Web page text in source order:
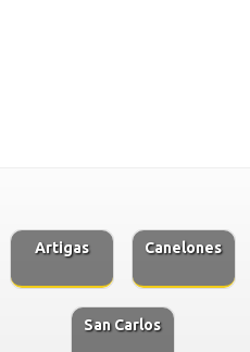
Artigas Canelones
San Carlos